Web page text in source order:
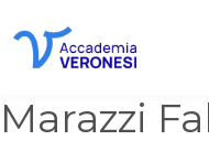
Marazzi